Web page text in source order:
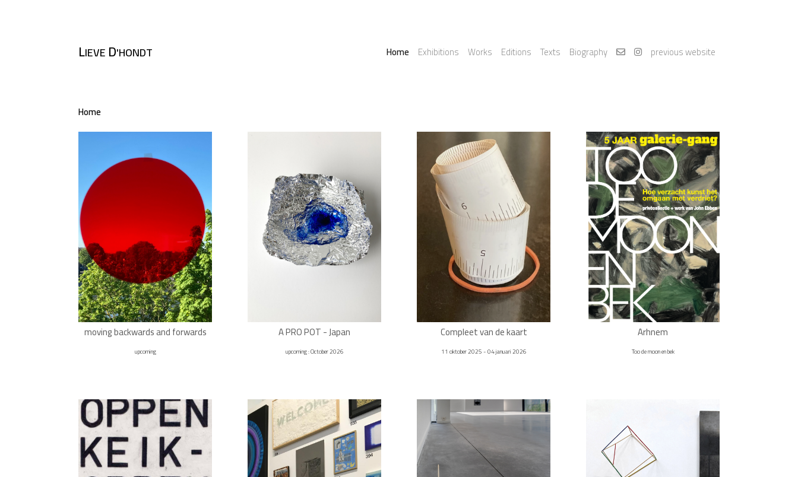
LIEVE D'HONDT Home Exhibitions Works Editions Texts Biography previous website
Home
moving backwards and forwards
upcoming
A PRO POT - Japan
upcoming : October 2026
Compleet van de kaart
11 oktober 2025 - 04 januari 2026
Arhnem
Too de moon en bek